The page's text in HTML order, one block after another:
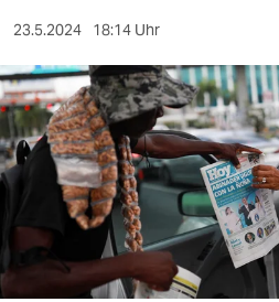
sport
berlin
nord
wahrheit
verlag
verlag
23.5.2024 18:14 Uhr